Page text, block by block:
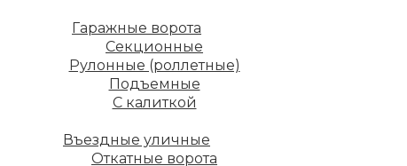
Гаражные ворота
Секционные
Рулонные (роллетные)
Подъемные
С калиткой
Въездные уличные
Откатные ворота